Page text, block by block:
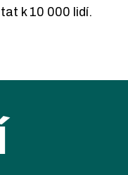
k 10 000 lidí.